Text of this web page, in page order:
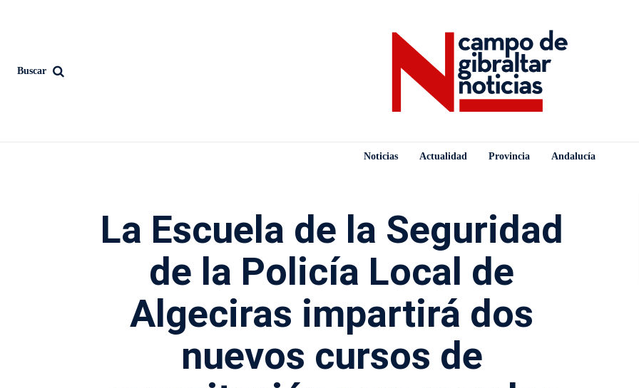
Buscar
Noticias Actualidad Provincia Andalucía
La Escuela de la Seguridad
de la Policía Local de
Algeciras impartirá dos
nuevos cursos de